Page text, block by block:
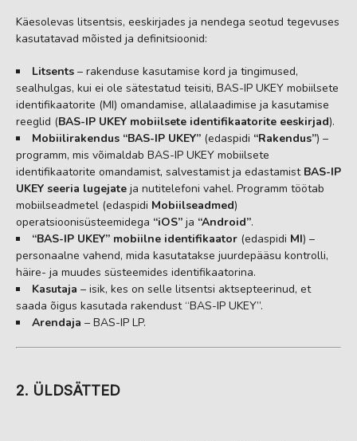
Käesolevas litsentsis, eeskirjades ja nendega seotud tegevuses
kasutatavad mõisted ja definitsioonid:
Litsents – rakenduse kasutamise kord ja tingimused,
sealhulgas, kui ei ole sätestatud teisiti, BAS-IP UKEY mobiilsete
identifikaatorite (MI) omandamise, allalaadimise ja kasutamise
reeglid (BAS-IP UKEY mobiilsete identifikaatorite eeskirjad).
Mobiilirakendus “BAS-IP UKEY” (edaspidi “Rakendus”) –
programm, mis võimaldab BAS-IP UKEY mobiilsete
identifikaatorite omandamist, salvestamist ja edastamist BAS-IP
UKEY seeria lugejate ja nutitelefoni vahel. Programm töötab
mobiilseadmetel (edaspidi Mobiilseadmed)
operatsioonisüsteemidega “iOS” ja “Android”.
“BAS-IP UKEY” mobiilne identifikaator (edaspidi MI) –
personaalne vahend, mida kasutatakse juurdepääsu kontrolli,
häire- ja muudes süsteemides identifikaatorina.
Kasutaja – isik, kes on selle litsentsi aktsepteerinud, et
saada õigus kasutada rakendust “BAS-IP UKEY”.
Arendaja – BAS-IP LP.
2. ÜLDSÄTTED